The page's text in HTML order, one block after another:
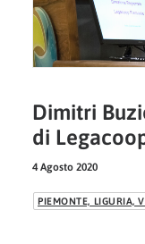
Dimitri
di
4 Agosto 2020
PIEMONTE, LIGURIA,